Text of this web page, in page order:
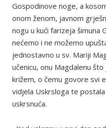
Gospodinove noge, a
onom ženom, javnom
nogu u kući farizeja šimuna
nećemo i ne možemo
jednostavno u sv. Mariji
učenicu, onu Magdalenu
križem, o čemu govore svi
vidjela Uskrsloga te
uskrsnuća.